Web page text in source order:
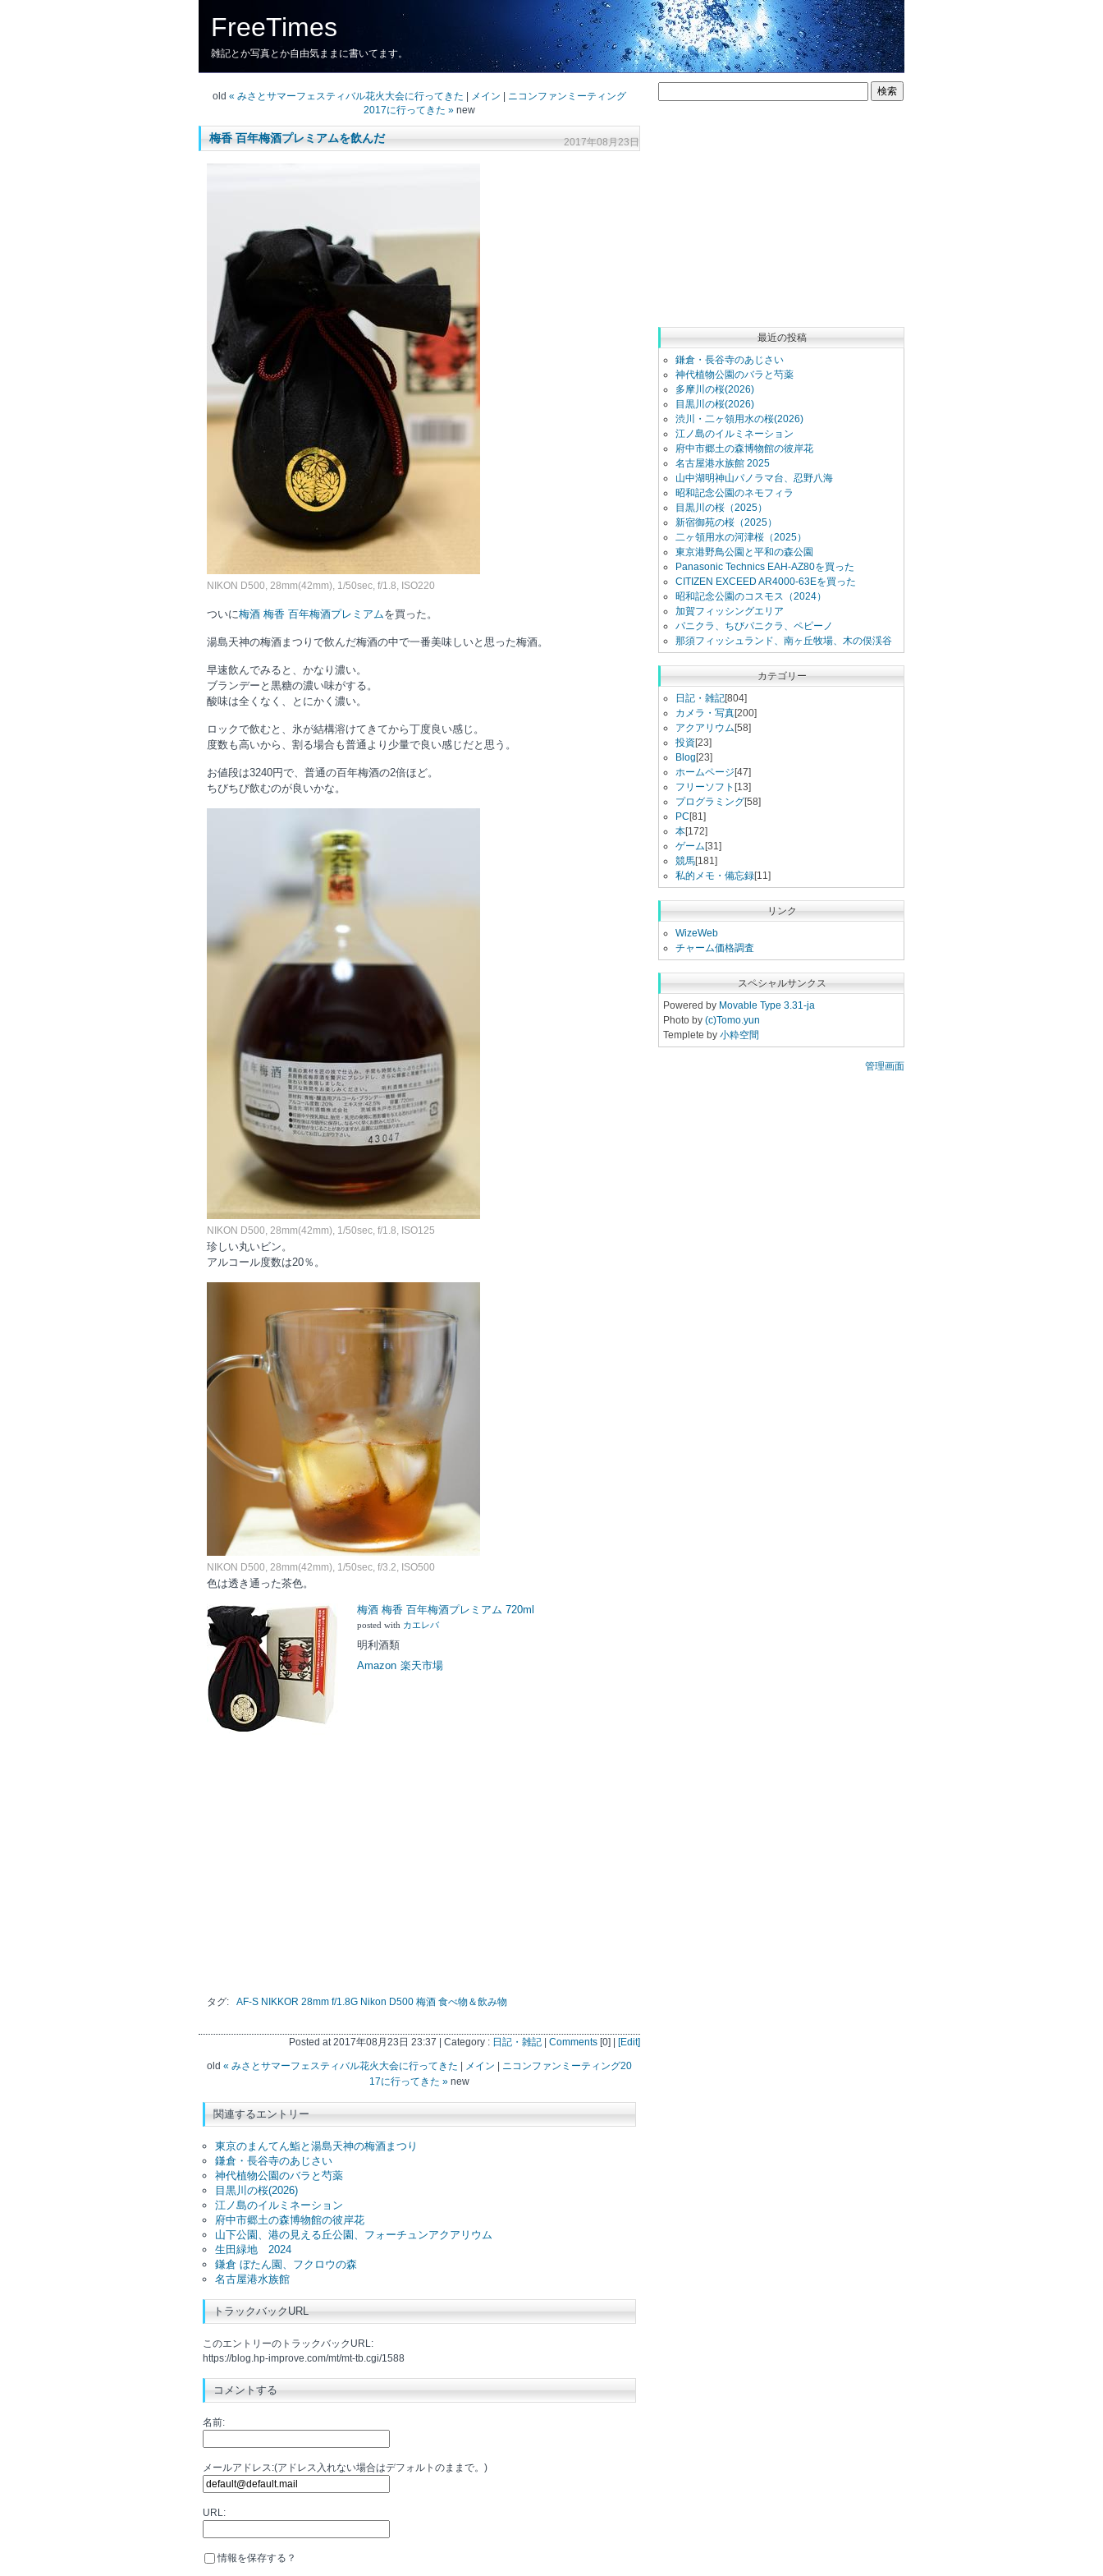
FreeTimes
雑記とか写真とか自由気ままに書いてます。
old « みさとサマーフェスティバル花火大会に行ってきた メイン
ニコンファンミーティング
2017に行ってきた » new
梅香 百年梅酒プレミアムを飲んだ 2017年08月23日
NIKON D500, 28mm(42mm), 1/50sec, f/1.8, ISO220
ついに梅酒 梅香 百年梅酒プレミアムを買った。
湯島天神の梅酒まつりで飲んだ梅酒の中で一番美味しいと思った梅酒。
早速飲んでみると、かなり濃い。
ブランデーと黒糖の濃い味がする。
酸味は全くなく、とにかく濃い。
ロックで飲むと、氷が結構溶けてきてから丁度良い感じ。
度数も高いから、割る場合も普通より少量で良い感じだと思う。
お値段は3240円で、普通の百年梅酒の2倍ほど。
ちびちび飲むのが良いかな。
NIKON D500, 28mm(42mm), 1/50sec, f/1.8, ISO125
珍しい丸いビン。
アルコール度数は20％。
NIKON D500, 28mm(42mm), 1/50sec, f/3.2, ISO500
色は透き通った茶色。
梅酒 梅香 百年梅酒プレミアム 720ml
posted with カエレバ
明利酒類
Amazon 楽天市場
タグ: AF-S NIKKOR 28mm f/1.8G Nikon D500 梅酒 食べ物＆飲み物
Posted at 2017年08月23日 23:37 | Category : 日記・雑記 Comments [0] | [Edit]
old « みさとサマーフェスティバル花火大会に行ってきた メイン
ニコンファンミーティング20
17に行ってきた » new
関連するエントリー
東京のまんてん鮨と湯島天神の梅酒まつり
鎌倉・長谷寺のあじさい
神代植物公園のバラと芍薬
目黒川の桜(2026)
江ノ島のイルミネーション
府中市郷土の森博物館の彼岸花
山下公園、港の見える丘公園、フォーチュンアクアリウム
生田緑地 2024
鎌倉 ぼたん園、フクロウの森
名古屋港水族館
トラックバックURL
このエントリーのトラックバックURL:
https://blog.hp-improve.com/mt/mt-tb.cgi/1588
コメントする
名前:
メールアドレス:(アドレス入れない場合はデフォルトのままで。)
URL:
情報を保存する？
最近の投稿
鎌倉・長谷寺のあじさい
神代植物公園のバラと芍薬
多摩川の桜(2026)
目黒川の桜(2026)
渋川・二ヶ領用水の桜(2026)
江ノ島のイルミネーション
府中市郷土の森博物館の彼岸花
名古屋港水族館 2025
山中湖明神山パノラマ台、忍野八海
昭和記念公園のネモフィラ
目黒川の桜（2025）
新宿御苑の桜（2025）
二ヶ領用水の河津桜（2025）
東京港野鳥公園と平和の森公園
Panasonic Technics EAH-AZ80を買った
CITIZEN EXCEED AR4000-63Eを買った
昭和記念公園のコスモス（2024）
加賀フィッシングエリア
パニクラ、ちびパニクラ、ペピーノ
那須フィッシュランド、南ヶ丘牧場、木の俣渓谷
カテゴリー
日記・雑記[804]
カメラ・写真[200]
アクアリウム [58]
投資[23]
Blog [23]
ホームページ [47]
フリーソフト [13]
プログラミング[58]
PC [81]
本[172]
ゲーム [31]
競馬[181]
私的メモ・備忘録[11]
リンク
WizeWeb
チャーム価格調査
スペシャルサンクス
Powered by Movable Type 3.31-ja
Photo by (c)Tomo.yun
Templete by 小粋空間
管理画面